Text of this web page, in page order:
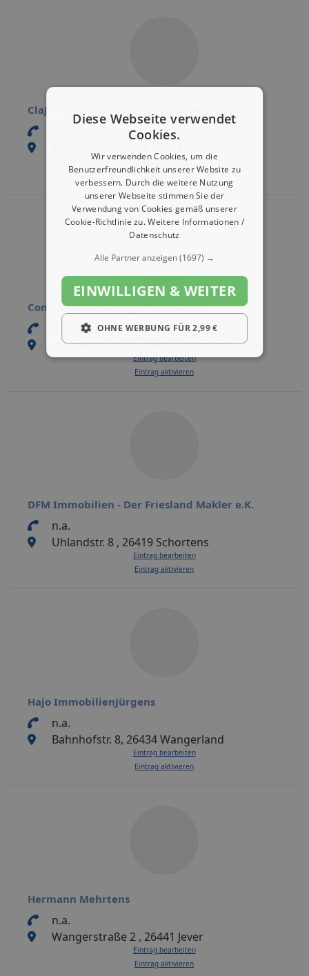
ClaJu Immobilien UG haftungsbeschränkt
Eintrag bearbeiten
Eintrag aktivieren
Convimo UG haftungsbeschränkt
Plaggestraße 14 , 26419 Schortens
Eintrag bearbeiten
Eintrag aktivieren
DFM Immobilien - Der Friesland Makler e.K.
n.a.
Uhlandstr. 8 , 26419 Schortens
Eintrag bearbeiten
Eintrag aktivieren
Hajo ImmobilienJürgens
n.a.
Bahnhofstr. 8, 26434 Wangerland
Eintrag bearbeiten
Eintrag aktivieren
Hermann Mehrtens
n.a.
Wangerstraße 2 , 26441 Jever
Eintrag bearbeiten
Eintrag aktivieren
Diese Webseite verwendet
Cookies.
Wir verwenden Cookies, um die
Benutzerfreundlichkeit unserer Website zu
verbessern. Durch die weitere Nutzung
unserer Webseite stimmen Sie der
Verwendung von Cookies gemäß unserer
Cookie-Richtlinie zu.Weitere Informationen /
Datenschutz
Alle Partner anzeigen(1697) →
EINWILLIGEN & WEITER
OHNE WERBUNG FÜR 2,99 €